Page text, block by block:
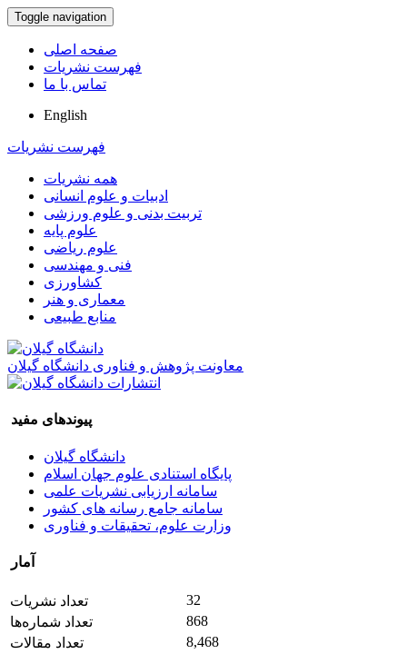
Toggle navigation
صفحه اصلی
فهرست نشریات
تماس با ما
English
فهرست نشریات
همه نشریات
ادبیات و علوم انسانی
تربیت بدنی و علوم ورزشی
علوم پایه
علوم ریاضی
فنی و مهندسی
کشاورزی
معماری و هنر
منابع طبیعی
معاونت پژوهش و فناوری دانشگاه گیلان
پیوندهای مفید
دانشگاه گیلان
پایگاه استنادی علوم جهان اسلام
سامانه ارزیابی نشریات علمی
سامانه جامع رسانه های کشور
وزارت علوم، تحقیقات و فناوری
آمار
تعداد نشریات
32
تعداد شماره‌ها
868
تعداد مقالات
8,468